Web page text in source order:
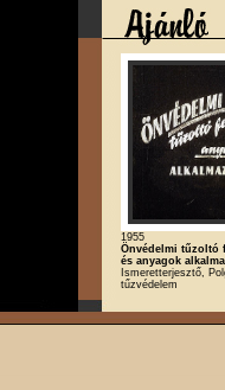
1955
Önvédelmi tűzoltó
és anyagok
Ismeretterjesztő,
tűzvédelem